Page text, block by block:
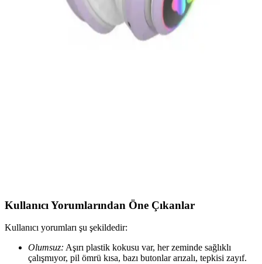
kullanıcı deneyimi açısından karşılaştırılarak, en uygun seçeneğin
belirlenmesine yardımcı olur.
JBL 770 NC Kulak Üstü Kablosuz Kulaklık Aktif
Kullanıcı Yorumlarından Öne Çıkanlar
Kullanıcı yorumları şu şekildedir:
Olumsuz: Aşırı plastik kokusu var, her zeminde sağlıklı
çalışmıyor, pil ömrü kısa, bazı butonlar arızalı, tepkisi zayıf.